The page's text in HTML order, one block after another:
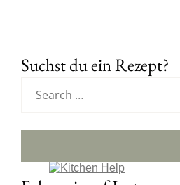
Suchst du ein Rezept?